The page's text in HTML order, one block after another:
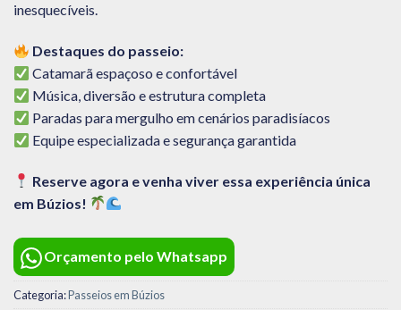
inesquecíveis.
Destaques do passeio:
Catamarã espaçoso e confortável
Música, diversão e estrutura completa
Paradas para mergulho em cenários paradisíacos
Equipe especializada e segurança garantida
Reserve agora e venha viver essa experiência única
em Búzios!
Orçamento pelo Whatsapp
Categoria:Passeios em Búzios